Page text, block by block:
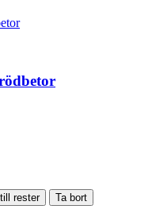
rester Ta bort